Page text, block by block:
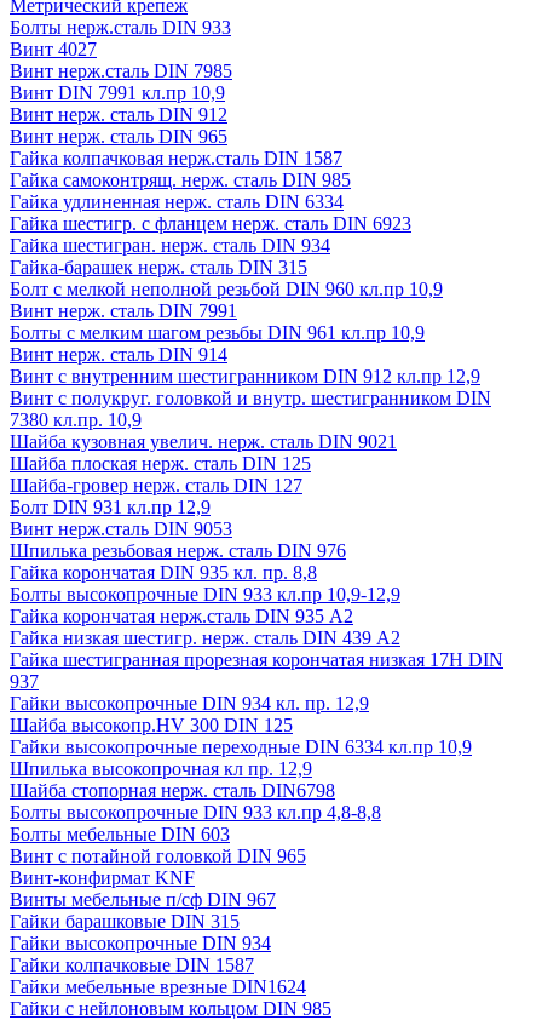
Метрический крепеж
Болты нерж.сталь DIN 933
Винт 4027
Винт нерж.сталь DIN 7985
Винт DIN 7991 кл.пр 10,9
Винт нерж. сталь DIN 912
Винт нерж. сталь DIN 965
Гайка колпачковая нерж.сталь DIN 1587
Гайка самоконтрящ. нерж. сталь DIN 985
Гайка удлиненная нерж. сталь DIN 6334
Гайка шестигр. с фланцем нерж. сталь DIN 6923
Гайка шестигран. нерж. сталь DIN 934
Гайка-барашек нерж. сталь DIN 315
Болт с мелкой неполной резьбой DIN 960 кл.пр 10,9
Винт нерж. сталь DIN 7991
Болты с мелким шагом резьбы DIN 961 кл.пр 10,9
Винт нерж. сталь DIN 914
Винт с внутренним шестигранником DIN 912 кл.пр 12,9
Винт с полукруг. головкой и внутр. шестигранником DIN
7380 кл.пр. 10,9
Шайба кузовная увелич. нерж. сталь DIN 9021
Шайба плоская нерж. сталь DIN 125
Шайба-гровер нерж. сталь DIN 127
Болт DIN 931 кл.пр 12,9
Винт нерж.сталь DIN 9053
Шпилька резьбовая нерж. сталь DIN 976
Гайка корончатая DIN 935 кл. пр. 8,8
Болты высокопрочные DIN 933 кл.пр 10,9-12,9
Гайка корончатая нерж.сталь DIN 935 А2
Гайка низкая шестигр. нерж. сталь DIN 439 А2
Гайка шестигранная прорезная корончатая низкая 17H DIN
937
Гайки высокопрочные DIN 934 кл. пр. 12,9
Шайба высокопр.HV 300 DIN 125
Гайки высокопрочные переходные DIN 6334 кл.пр 10,9
Шпилька высокопрочная кл пр. 12,9
Шайба стопорная нерж. сталь DIN6798
Болты высокопрочные DIN 933 кл.пр 4,8-8,8
Болты мебельные DIN 603
Винт с потайной головкой DIN 965
Винт-конфирмат KNF
Винты мебельные п/сф DIN 967
Гайки барашковые DIN 315
Гайки высокопрочные DIN 934
Гайки колпачковые DIN 1587
Гайки мебельные врезные DIN1624
Гайки с нейлоновым кольцом DIN 985